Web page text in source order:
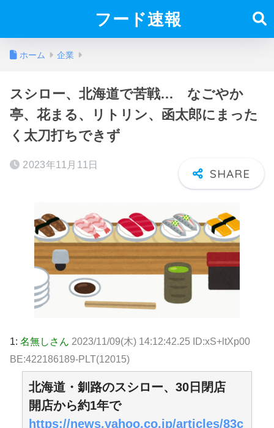
フード速報
ホーム 企業
スシロー、北海道で苦戦… なごやか
亭、花まる、リトリン、函太郎にまった
く太刀打ちできず
2023年11月11日
1: 名無しさん 2023/11/09(木) 14:12:42.25 ID:xS+ltXp00
BE:422186189-PLT(12015)
北海道・釧路のスシロー、30日閉店
開店から約1年で
https://news.yahoo.co.jp/articles/83c